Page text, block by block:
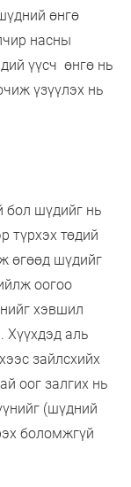
өнгө
насны
үүсч өнгө нь
үзүүлэх нь
бол шүдийг нь
түрхэх төдий
өгөөд шүдийг
оогоо
хэвшил
Хүүхдэд аль
зайлсхийх
оог залгих нь
(шүдний
боломжгүй